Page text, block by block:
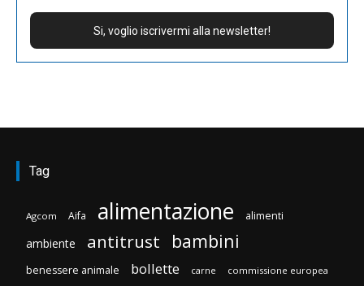
Tag
Agcom Aifa alimentazione alimenti
ambiente antitrust bambini
benessere animale bollette carne commissione europea